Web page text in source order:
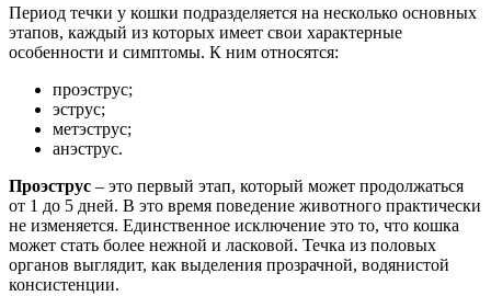
Период течки у кошки подразделяется на несколько основных
этапов, каждый из которых имеет свои характерные
особенности и симптомы. К ним относятся:
проэструс;
эструс;
метэструс;
анэструс.
Проэструс – это первый этап, который может продолжаться
от 1 до 5 дней. В это время поведение животного практически
не изменяется. Единственное исключение это то, что кошка
может стать более нежной и ласковой. Течка из половых
органов выглядит, как выделения прозрачной, водянистой
консистенции.